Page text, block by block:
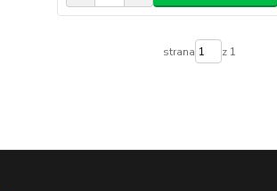
strana z 1